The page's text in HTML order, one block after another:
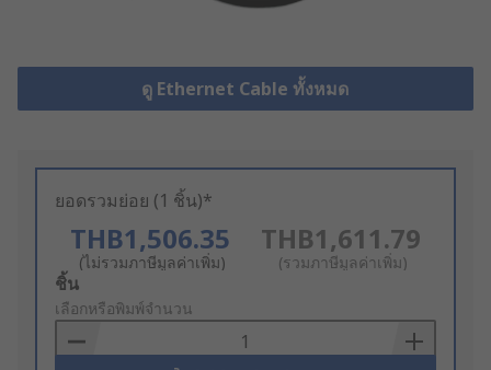
ดู Ethernet Cable ทั้งหมด
ยอดรวมย่อย (1 ชิ้น)*
THB1,506.35
(ไม่รวมภาษีมูลค่าเพิ่ม)
THB1,611.79
(รวมภาษีมูลค่าเพิ่ม)
Add
to
Basket
ชิ้น
เลือกหรือพิมพ์จำนวน